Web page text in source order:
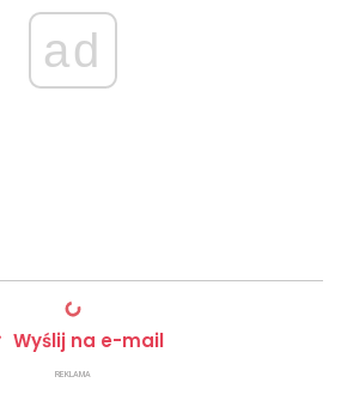
ad
Wyślij na e-mail
REKLAMA